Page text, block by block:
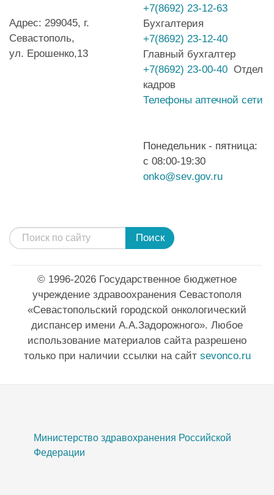
Адрес: 299045, г.
Севастополь,
ул. Ерошенко,13
+7(8692) 23-12-63
Бухгалтерия
+7(8692) 23-12-40
Главный бухгалтер
+7(8692) 23-00-40 Отдел
кадров
Телефоны аптечной сети
Понедельник - пятница:
с 08:00-19:30
onko@sev.gov.ru
Поиск
© 1996-2026 Государственное бюджетное
учреждение здравоохранения Севастополя
«Севастопольский городской онкологический
диспансер имени А.А.Задорожного». Любое
использование материалов сайта разрешено
только при наличии ссылки на сайт sevonco.ru
Министерство здравохранения Российской
Федерации